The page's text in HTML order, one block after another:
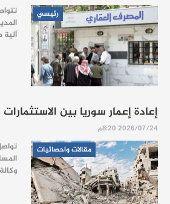
رئيسي
إعادة إعمار سوريا بين
2026/07/24 8:20م
مقالات واحصائيات